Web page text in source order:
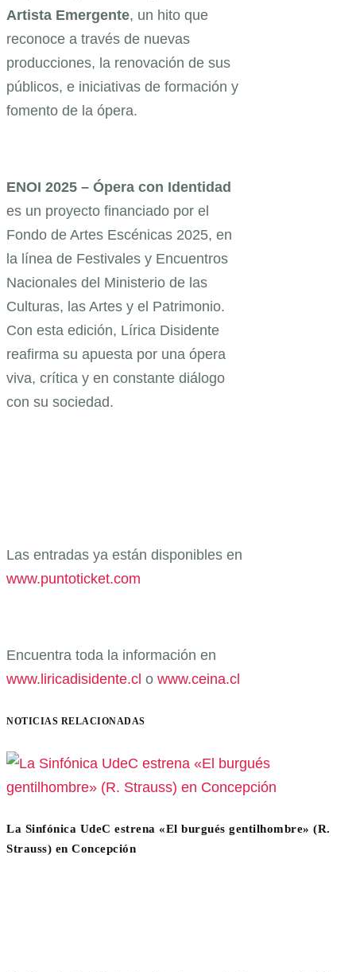
Artista Emergente, un hito que
reconoce a través de nuevas
producciones, la renovación de sus
públicos, e iniciativas de formación y
fomento de la ópera.
ENOI 2025 – Ópera con Identidad
es un proyecto financiado por el
Fondo de Artes Escénicas 2025, en
la línea de Festivales y Encuentros
Nacionales del Ministerio de las
Culturas, las Artes y el Patrimonio.
Con esta edición, Lírica Disidente
reafirma su apuesta por una ópera
viva, crítica y en constante diálogo
con su sociedad.
Las entradas ya están disponibles en
www.puntoticket.com
Encuentra toda la información en
www.liricadisidente.cl o www.ceina.cl
NOTICIAS RELACIONADAS
La Sinfónica UdeC estrena «El burgués gentilhombre» (R.
Strauss) en Concepción